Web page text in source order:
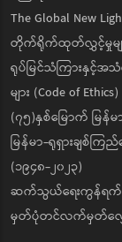
The Global New
တိုက်ရိုက်ထုတ်လွှင့်မှုမျ
ရုပ်မြင်သံကြားနှင့်
များ (Code of Ethics)
(၇၅)နှစ်မြောက် မ
မြန်မာ-ရုရှားချစ်က
(၁၉၄၈-၂၀၂၃)
ဆက်သွယ်ရေးကွန်ရက်ကို
မှတ်ပုံတင်လက်မှတ်လ